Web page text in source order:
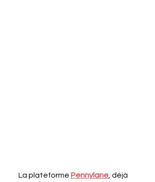
La plateforme Pennylane , déjà